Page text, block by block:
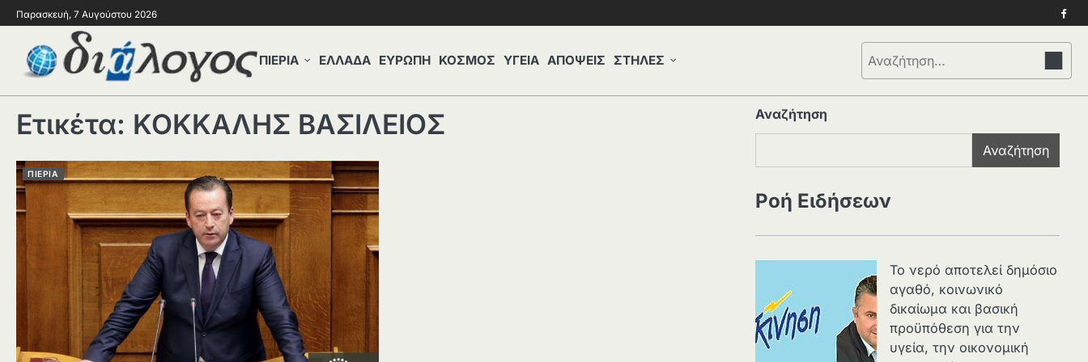
Παρασκευή, 7 Αυγούστου 2026
ΠΙΕΡΙΑ ΕΛΛΑΔΑ ΕΥΡΩΠΗ ΚΟΣΜΟΣ ΥΓΕΙΑ ΑΠΟΨΕΙΣ ΣΤΗΛΕΣ
Αναζήτηση
για:
Ετικέτα: ΚΟΚΚΑΛΗΣ ΒΑΣΙΛΕΙΟΣ
ΠΙΕΡΙΑ
Αναζήτηση
Αναζήτηση
Ροή Ειδήσεων
Το νερό αποτελεί δημόσιο
αγαθό, κοινωνικό
δικαίωμα και βασική
προϋπόθεση για την
υγεία, την οικονομική